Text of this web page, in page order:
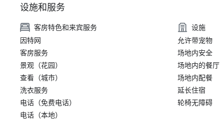
设施和服务
客房特色和来宾服务
因特网
客房服务
景观（花园）
查看（城市）
洗衣服务
电话（免费电话）
电话（本地）
设施
允许带宠物
场地内安全
场地内的餐厅
场地内配餐
延长住宿
轮椅无障碍